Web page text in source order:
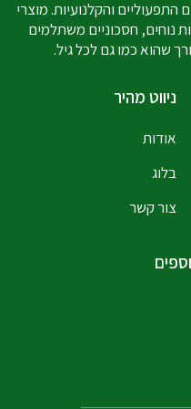
והקלנועיות. מוצרי
נוחים, חסכוניים משתלמים
שהוא כמו גם לכל גיל.
ניווט מהיר
אודות
בלוג
צור קשר